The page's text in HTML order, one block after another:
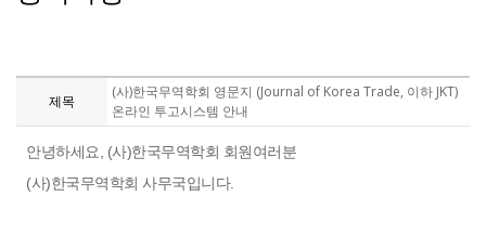
제목
(사)한국무역학회 영문지 (Journal of Korea Trade, 이하 JKT)
온라인 투고시스템 안내
안녕하세요, (사)한국무역학회 회원여러분
(사)한국무역학회 사무국입니다.